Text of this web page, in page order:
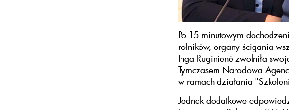
Po 15-minutowym
rolników, organy ścigania
Inga Ruginienė zwolniła
Tymczasem Narodowa
w ramach działania
Jednak dodatkowe